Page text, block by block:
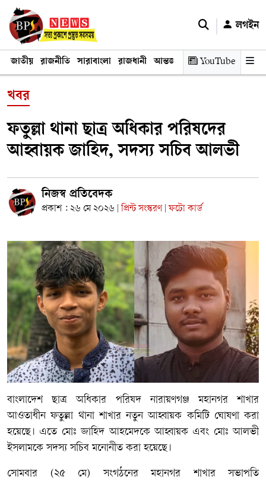
লগইন
জাতীয় রাজনীতি সারাবাংলা রাজধানী আন্তর্জাতিক অর্থনীতি তথ্য
YouTube
খবর
ফতুল্লা থানা ছাত্র অধিকার পরিষদের
আহ্বায়ক জাহিদ, সদস্য সচিব আলভী
নিজস্ব প্রতিবেদক
প্রকাশ : ২৬ মে ২০২৬ প্রিন্ট সংস্করণ ফটো কার্ড
বাংলাদেশ ছাত্র অধিকার পরিষদ নারায়ণগঞ্জ মহানগর শাখার
আওতাধীন ফতুল্লা থানা শাখার নতুন আহ্বায়ক কমিটি ঘোষণা করা
হয়েছে। এতে মোঃ জাহিদ আহমেদকে আহ্বায়ক এবং মোঃ আলভী
ইসলামকে সদস্য সচিব মনোনীত করা হয়েছে।
সোমবার (২৫ মে) সংগঠনের মহানগর শাখার সভাপতি